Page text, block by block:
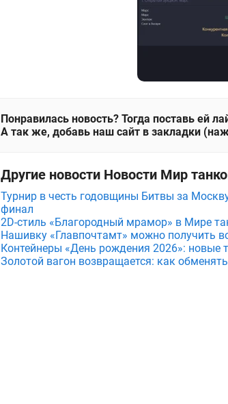
Понравилась новость? Тогда поставь ей
А так же, добавь наш сайт в закладки
Другие новости Новости Мир
Турнир в честь годовщины Битвы за
финал
2D-стиль «Благородный мрамор» в Мире
Нашивку «Главпочтамт» можно получить
Контейнеры «День рождения 2026»: новые
Золотой вагон возвращается: как